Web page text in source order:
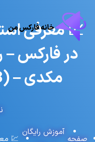
💹 معرفی
مکدی – (IFX-ST233) 〽️
صفحه
آموزش رایگان
💹